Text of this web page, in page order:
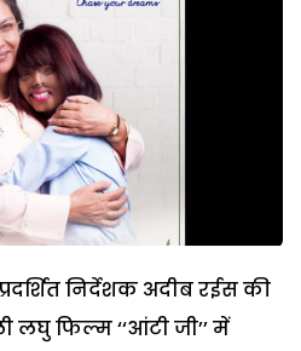
निर्देशक अदीब रईस की
लघु फिल्म ‘‘आंटी जी’’ में